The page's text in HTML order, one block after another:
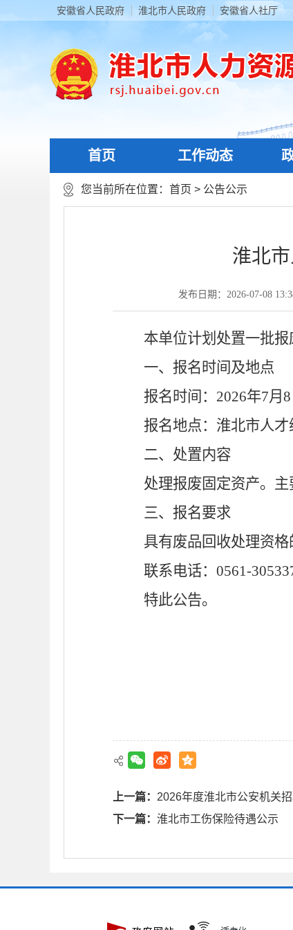
安徽省人民政府 淮北市人民政府 安徽省人社厅
首页 工作动态
您当前所在位置： 首页 > 公告公示
淮北
发布日期：2026-07-08
本单位计划处置一批
一、报名时间及地点
报名时间： 2026年7月 8
报名地点：淮北市人才
二、处置内容
处理报废固定资产。
三、报名要求
具有废品回收处理资格
联系电话： 0561-30
特此公告。
上一篇： 2026年度淮北市公安机关
下一篇： 淮北市工伤保险待遇公示